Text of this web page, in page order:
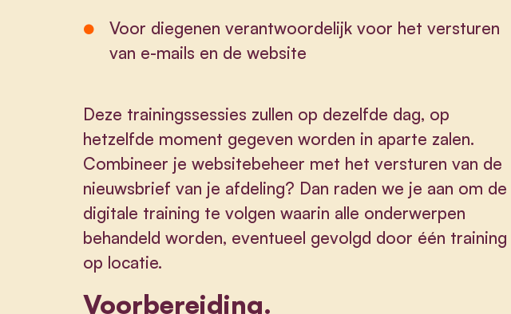
Voor diegenen verantwoordelijk voor het versturen
van e-mails en de website
Deze trainingssessies zullen op dezelfde dag, op
hetzelfde moment gegeven worden in aparte zalen.
Combineer je websitebeheer met het versturen van de
nieuwsbrief van je afdeling? Dan raden we je aan om de
digitale training te volgen waarin alle onderwerpen
behandeld worden, eventueel gevolgd door één training
op locatie.
Voorbereiding.